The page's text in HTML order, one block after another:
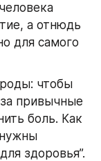
а отнюдь
для самого
чтобы
привычные
боль. Как
здоровья”.